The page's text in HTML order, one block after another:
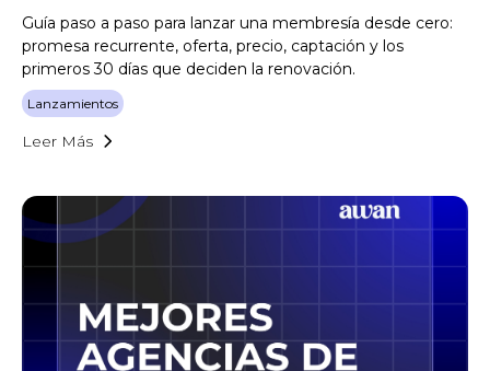
Guía paso a paso para lanzar una membresía desde cero:
promesa recurrente, oferta, precio, captación y los
primeros 30 días que deciden la renovación.
Lanzamientos
Leer Más